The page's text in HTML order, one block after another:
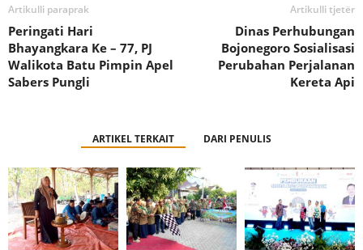
Artikulli paraprak
Peringati Hari
Bhayangkara Ke – 77, PJ
Walikota Batu Pimpin Apel
Sabers Pungli
Artikulli tjetër
Dinas Perhubungan
Bojonegoro Sosialisasi
Perubahan Perjalanan
Kereta Api
ARTIKEL TERKAIT DARI PENULIS